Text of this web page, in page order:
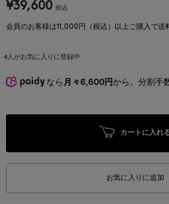
¥39,600 税込
会員のお客様は11,000円（税込）以上ご購入で送
4人がお気に入りに登録中
なら 月々6,600円から。分割手
カートに入れ
お気に入りに追加